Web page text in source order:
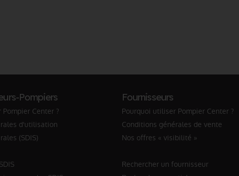
Pompiers
Center ?
d'utilisation
(SDIS)
Fournisseurs
Pourquoi utiliser Pompier Center ?
Conditions générales de vente
Nos offres « visibilité »
Rechercher un fournisseur